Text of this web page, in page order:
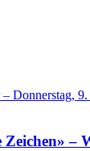
Donnerstag,
–